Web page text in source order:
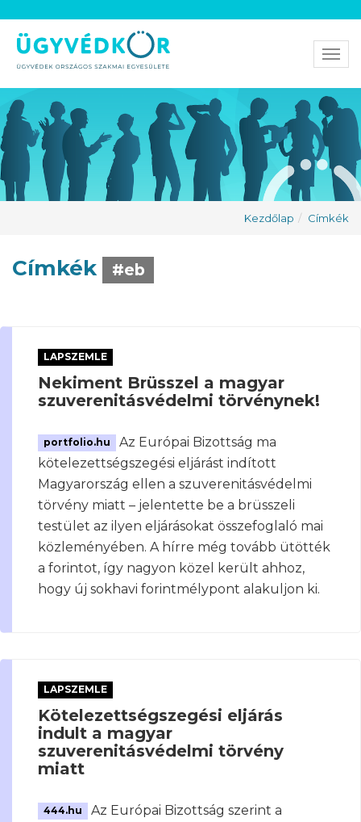
Kezdőlap Címkék
Címkék #eb
LAPSZEMLE
Nekiment Brüsszel a magyar
szuverenitásvédelmi törvénynek!
portfolio.hu
Az Európai Bizottság ma
kötelezettségszegési eljárást indított
Magyarország ellen a szuverenitásvédelmi
törvény miatt – jelentette be a brüsszeli
testület az ilyen eljárásokat összefoglaló mai
közleményében. A hírre még tovább ütötték
a forintot, így nagyon közel került ahhoz,
hogy új sokhavi forintmélypont alakuljon ki.
LAPSZEMLE
Kötelezettségszegési eljárás
indult a magyar
szuverenitásvédelmi törvény
miatt
444.hu
Az Európai Bizottság szerint a